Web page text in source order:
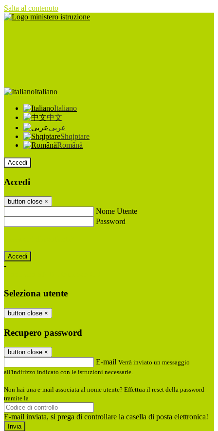
Salta al contenuto
Italiano
Italiano
中文
عربى
Shqiptare
Română
Accedi
Accedi
button close ×
Nome Utente
Password
-
Seleziona utente
button close ×
Recupero password
button close ×
E-mail Verrà inviato un messaggio
all'indirizzo indicato con le istruzioni necessarie.
Non hai una e-mail associata al nome utente? Effettua il reset della password
tramite la
E-mail inviata, si prega di controllare la casella di posta elettronica!